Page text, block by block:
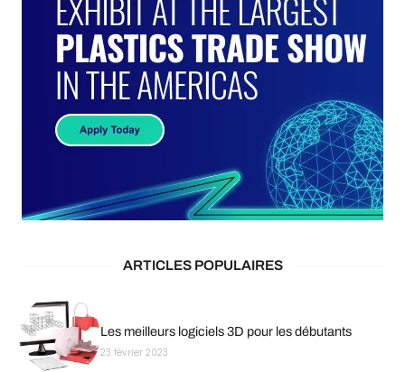
ARTICLES POPULAIRES
Les meilleurs logiciels 3D pour les débutants
23 février 2023